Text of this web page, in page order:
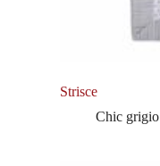
Strisce
Chic grigio